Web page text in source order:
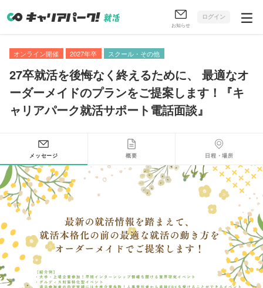
お知らせ
ログイン
オンライン開催 2027年卒 スクール・その他
27卒就活を後悔なく終えるために、
最適なオ
ーダーメイドのプランをご提案します！『キ
ャリアパーク就活サポート電話面談』
メッセージ 概要 日程・場所